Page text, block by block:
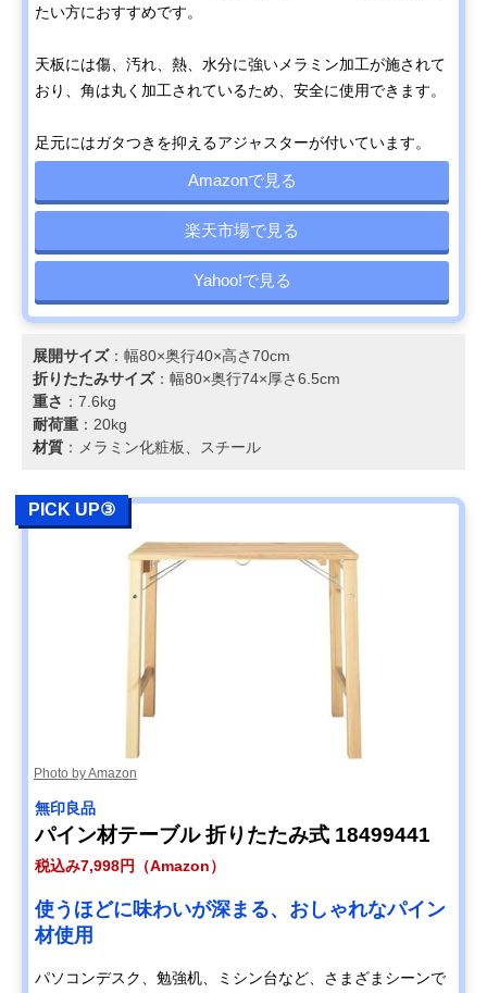
たい方におすすめです。
天板には傷、汚れ、熱、水分に強いメラミン加工が施されて
おり、角は丸く加工されているため、安全に使用できます。
足元にはガタつきを抑えるアジャスターが付いています。
Amazonで見る
楽天市場で見る
Yahoo!で見る
展開サイズ：幅80×奥行40×高さ70cm
折りたたみサイズ：幅80×奥行74×厚さ6.5cm
重さ ：7.6kg
耐荷重 ：20kg
材質 ：メラミン化粧板、スチール
PICK UP③
Photo by Amazon
無印良品
パイン材テーブル 折りたたみ式 18499441
税込み7,998円（Amazon）
使うほどに味わいが深まる、おしゃれなパイン
材使用
パソコンデスク、勉強机、ミシン台など、さまざまシーンで